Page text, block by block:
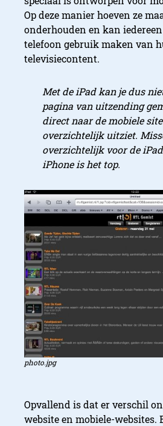
Op deze manier hoeven ze
onderhouden en kan
telefoon gebruik maken van
televisiecontent.
Met de iPad kan je dus
pagina van uitzending
direct naar de mobiele
overzichtelijk uitziet.
overzichtelijk voor de
iPhone is het top.
photo.jpg
Opvallend is dat er verschil
website en mobiele-websites.